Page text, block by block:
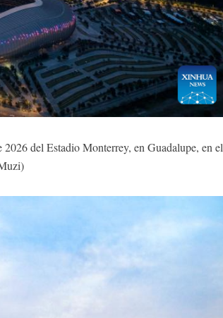
del Estadio Monterrey, en Guadalupe, en el